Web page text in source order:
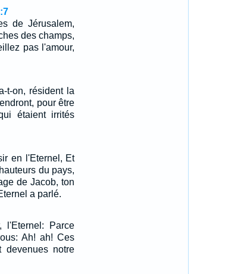
de Jérusalem,
des champs,
pas l'amour,
t-on, résident la
pour être
étaient irrités
en l'Eternel, Et
du pays,
de Jacob, ton
a parlé.
l'Eternel: Parce
Ah! ah! Ces
devenues notre